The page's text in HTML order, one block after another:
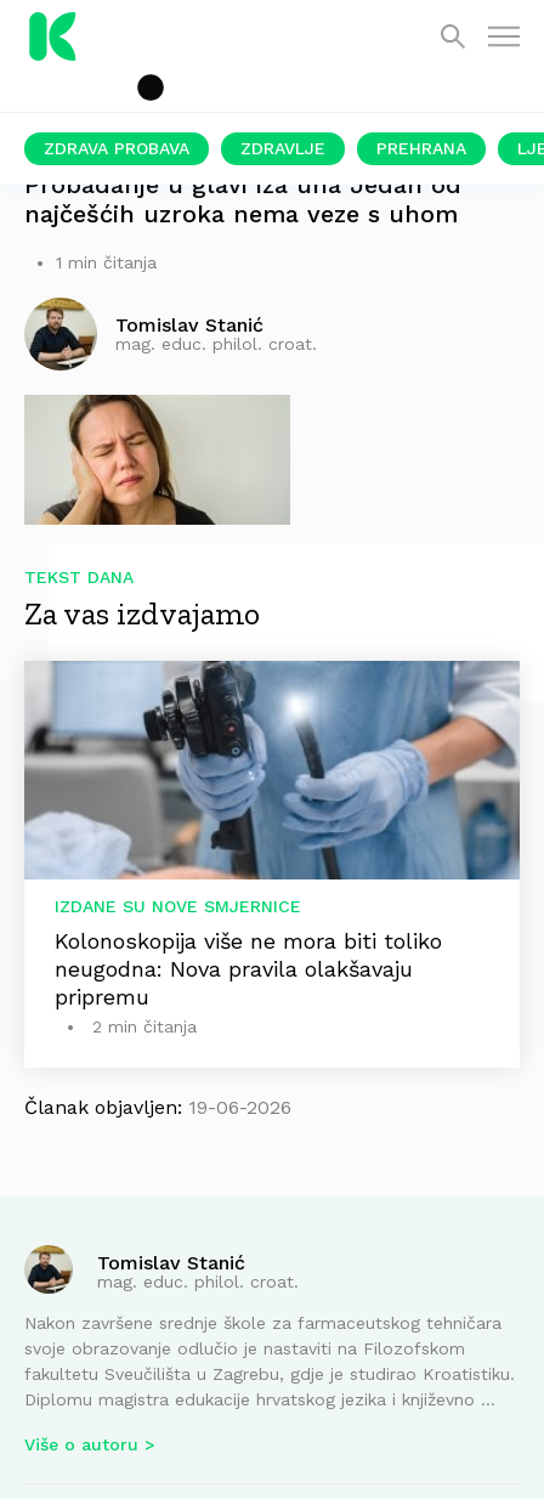
ZDRAVA PROBAVA ZDRAVLJE PREHRANA
Probadanje u glavi iza uha Jedan od
najčešćih uzroka nema veze s uhom
1 min čitanja
Tomislav Stanić
mag. educ. philol. croat.
TEKST DANA
Za vas izdvajamo
IZDANE SU NOVE SMJERNICE
Kolonoskopija više ne mora biti toliko
neugodna: Nova pravila olakšavaju
pripremu
2 min čitanja
Članak objavljen: 19-06-2026
Tomislav Stanić
mag. educ. philol. croat.
Nakon završene srednje škole za farmaceutskog tehničara
svoje obrazovanje odlučio je nastaviti na Filozofskom
fakultetu Sveučilišta u Zagrebu, gdje je studirao Kroatistiku.
Diplomu magistra edukacije hrvatskog jezika i književno ...
Više o autoru